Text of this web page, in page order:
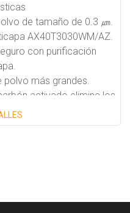
de tamaño de 0.3 ㎛.
AX40T3030WM/AZ.
con purificación
polvo más grandes.
activado elimina los
polvo ultrafino también